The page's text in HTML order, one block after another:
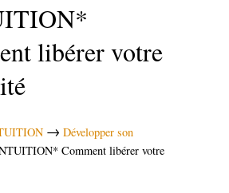
libérer votre
→ Développer son
Comment libérer votre